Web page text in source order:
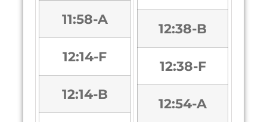
11:58-A
12:14-F
12:14-B
12:38-B
12:38-F
12:54-A